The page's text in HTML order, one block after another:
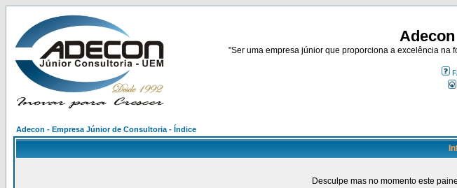
"Ser uma empresa júnior que proporciona a excelência na
Adecon - Empresa Júnior de Consultoria - Índice
Desculpe mas no momento este